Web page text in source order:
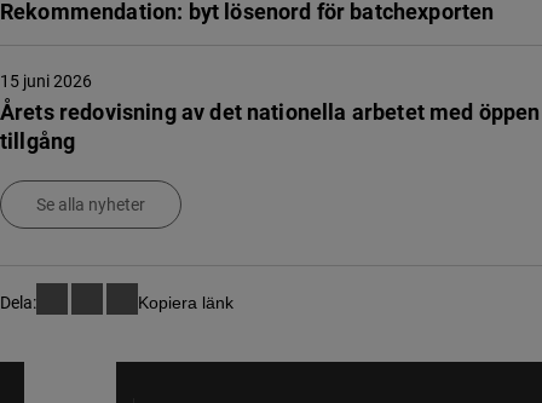
Rekommendation: byt lösenord för batchexporten
Årets redovisning av det nationella arbetet med öppen
tillgång
15 juni 2026
Se alla nyheter
Dela: Kopiera länk